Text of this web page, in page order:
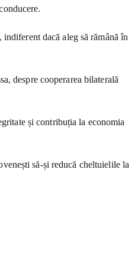
dacă aleg să rămână în
despre cooperarea bilaterală
și contribuția la economia
să-și reducă cheltuielile la